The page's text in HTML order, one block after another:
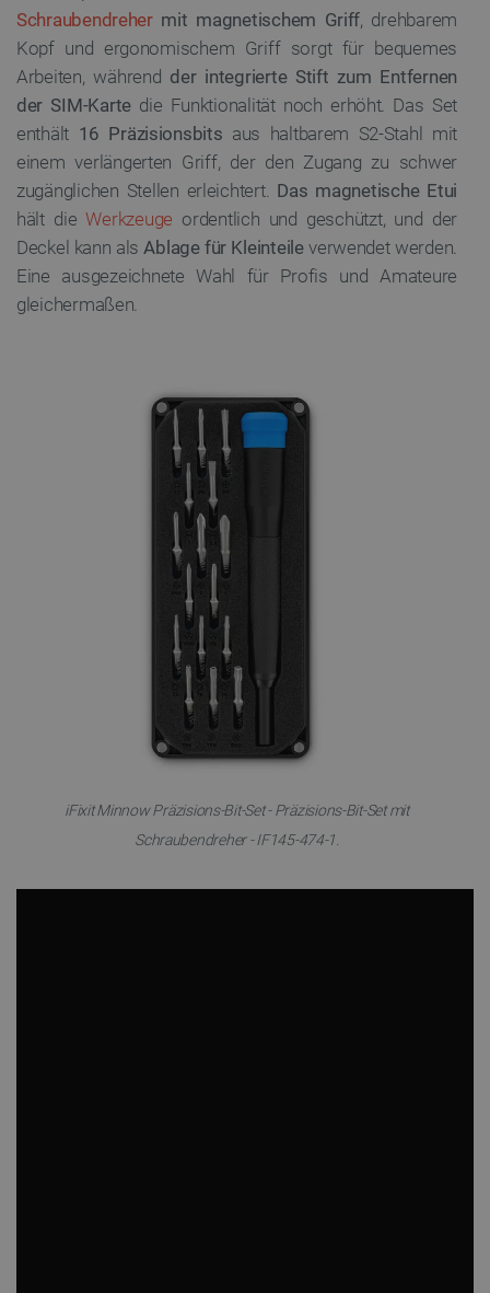
Schraubendrehermit magnetischem Griff, drehbarem
Kopf und ergonomischem Griff sorgt für bequemes
Arbeiten, während der integrierte Stift zum Entfernen
der SIM-Kartedie Funktionalität noch erhöht. Das Set
enthält 16 Präzisionsbits aus haltbarem S2-Stahl mit
einem verlängerten Griff, der den Zugang zu schwer
zugänglichen Stellen erleichtert. Das magnetische Etui
hält dieWerkzeuge ordentlich und geschützt, und der
Deckel kann als Ablage für Kleinteileverwendet werden.
Eine ausgezeichnete Wahl für Profis und Amateure
gleichermaßen.
iFixit Minnow Präzisions-Bit-Set - Präzisions-Bit-Set mit
Schraubendreher - IF145-474-1.